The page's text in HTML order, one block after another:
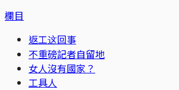
欄目
返工这回事
不重磅記者自留地
女人沒有國家？
工具人